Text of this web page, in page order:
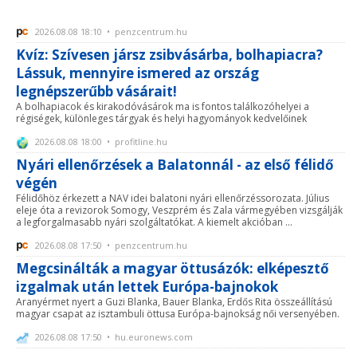
2026.08.08 18:10 • penzcentrum.hu
Kvíz: Szívesen jársz zsibvásárba, bolhapiacra?
Lássuk, mennyire ismered az ország
legnépszerűbb vásárait!
A bolhapiacok és kirakodóvásárok ma is fontos találkozóhelyei a
régiségek, különleges tárgyak és helyi hagyományok kedvelőinek
2026.08.08 18:00 • profitline.hu
Nyári ellenőrzések a Balatonnál - az első félidő
végén
Félidőhöz érkezett a NAV idei balatoni nyári ellenőrzéssorozata. Július
eleje óta a revizorok Somogy, Veszprém és Zala vármegyében vizsgálják
a legforgalmasabb nyári szolgáltatókat. A kiemelt akcióban ...
2026.08.08 17:50 • penzcentrum.hu
Megcsinálták a magyar öttusázók: elképesztő
izgalmak után lettek Európa-bajnokok
Aranyérmet nyert a Guzi Blanka, Bauer Blanka, Erdős Rita összeállítású
magyar csapat az isztambuli öttusa Európa-bajnokság női versenyében.
2026.08.08 17:50 • hu.euronews.com